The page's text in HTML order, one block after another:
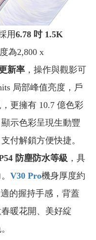
用6.78 吋 1.5K
為2,800 x
新率 ，操作與觀影可
局部峰值亮度，戶
更擁有 10.7 億色彩
示色彩呈現生動豐
付解鎖方便快捷。
防塵防水等級 ，具
V30 Pro機身厚度約
的握持手感，背蓋
暖花開、美好綻